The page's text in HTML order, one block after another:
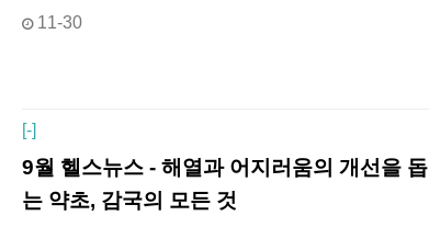
11-30
[-]
9월 헬스뉴스 - 해열과 어지러움의 개선을 돕
는 약초, 감국의 모든 것